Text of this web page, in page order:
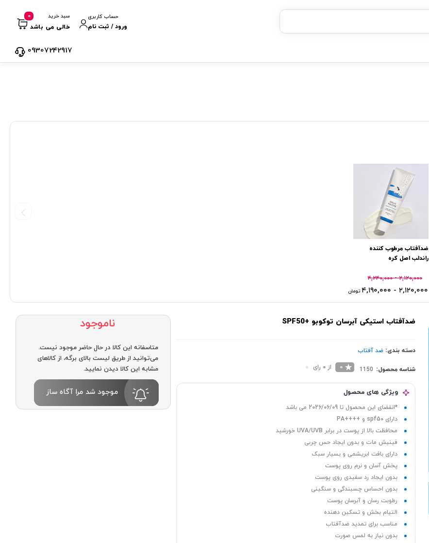
خرید قسطی با ترب‌پی
حساب کاربری
ورود / ثبت نام
سبد خرید
خالی می باشد
0
09307242917
ضدآفتاب مرطوب کننده
راندلب اصل کره
۲,۱۲۰,۰۰۰ - ۴,۲۴۰,۰۰۰
۲,۱۲۰,۰۰۰ - ۴,۱۹۰,۰۰۰ تومان
ضدآفتاب استیکی آبرسان توکوبو +SPF50
دسته بندی: ضد آفتاب
شناسه محصول: 1150
0 از 0 رای
ویژگی های محصول
*انقضای این محصول تا 2026/06/09 می باشد
دارای spf50 و ++++PA
محافظت بالا از پوست در برابر UVA/UVB خورشید
فینیش مات و بدون ایجاد حس چربی
دارای بافت ابریشمی و بسیار سبک
پخش آسان و نرم روی پوست
بدون ایجاد رد سفیدی روی پوست
بدون احساس چسبندگی و سنگینی
رطوبت رسان و آبرسان پوست
التیام بخش و تسکین دهنده
مناسب برای تمدید ضدآفتاب
بدون نیاز به لمس صورت
ناموجود
متاسفانه این کالا در حال حاضر موجود نیست.
می‌توانید از طریق لیست بالای برگه، از کالاهای
مشابه این کالا دیدن نمایید.
موجود شد مرا آگاه ساز